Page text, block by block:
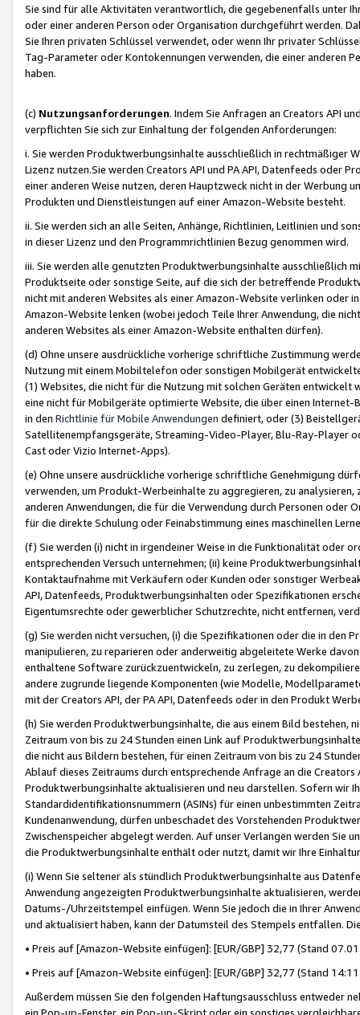
Sie sind für alle Aktivitäten verantwortlich, die gegebenenfalls unter
oder einer anderen Person oder Organisation durchgeführt werden.
Sie Ihren privaten Schlüssel verwendet, oder wenn Ihr privater
Tag-Parameter oder Kontokennungen verwenden, die einer anderen
haben.
(c) Nutzungsanforderungen. Indem Sie Anfragen an Creators API
verpflichten Sie sich zur Einhaltung der folgenden Anforderungen:
i. Sie werden Produktwerbungsinhalte ausschließlich in rechtmäßiger
Lizenz nutzen.Sie werden Creators API und PA API, Datenfeeds oder
einer anderen Weise nutzen, deren Hauptzweck nicht in der Werbung
Produkten und Dienstleistungen auf einer Amazon-Website besteht.
ii. Sie werden sich an alle Seiten, Anhänge, Richtlinien, Leitlinien und
in dieser Lizenz und den Programmrichtlinien Bezug genommen wird.
iii. Sie werden alle genutzten Produktwerbungsinhalte ausschließlich
Produktseite oder sonstige Seite, auf die sich der betreffende
nicht mit anderen Websites als einer Amazon-Website verlinken oder
Amazon-Website lenken (wobei jedoch Teile Ihrer Anwendung, die
anderen Websites als einer Amazon-Website enthalten dürfen).
(d) Ohne unsere ausdrückliche vorherige schriftliche Zustimmung
Nutzung mit einem Mobiltelefon oder sonstigen Mobilgerät
(1) Websites, die nicht für die Nutzung mit solchen Geräten
eine nicht für Mobilgeräte optimierte Website, die über einen
in den Richtlinie für Mobile Anwendungen definiert, oder (3)
Satellitenempfangsgeräte, Streaming-Video-Player, Blu-Ray-Player
Cast oder Vizio Internet-Apps).
(e) Ohne unsere ausdrückliche vorherige schriftliche Genehmigung
verwenden, um Produkt-Werbeinhalte zu aggregieren, zu
anderen Anwendungen, die für die Verwendung durch Personen
für die direkte Schulung oder Feinabstimmung eines maschinellen
(f) Sie werden (i) nicht in irgendeiner Weise in die Funktionalität oder
entsprechenden Versuch unternehmen; (ii) keine
Kontaktaufnahme mit Verkäufern oder Kunden oder sonstiger
API, Datenfeeds, Produktwerbungsinhalten oder Spezifikationen
Eigentumsrechte oder gewerblicher Schutzrechte, nicht entfernen,
(g) Sie werden nicht versuchen, (i) die Spezifikationen oder die in
manipulieren, zu reparieren oder anderweitig abgeleitete Werke
enthaltene Software zurückzuentwickeln, zu zerlegen, zu
andere zugrunde liegende Komponenten (wie Modelle,
mit der Creators API, der PA API, Datenfeeds oder in den Produkt
(h) Sie werden Produktwerbungsinhalte, die aus einem Bild bestehen,
Zeitraum von bis zu 24 Stunden einen Link auf
die nicht aus Bildern bestehen, für einen Zeitraum von bis zu 24
Ablauf dieses Zeitraums durch entsprechende Anfrage an die
Produktwerbungsinhalte aktualisieren und neu darstellen. Sofern wir
Standardidentifikationsnummern (ASINs) für einen unbestimmten
Kundenanwendung, dürfen unbeschadet des Vorstehenden
Zwischenspeicher abgelegt werden. Auf unser Verlangen werden Sie
die Produktwerbungsinhalte enthält oder nutzt, damit wir Ihre
(i) Wenn Sie seltener als stündlich Produktwerbungsinhalte aus
Anwendung angezeigten Produktwerbungsinhalte aktualisieren,
Datums-/Uhrzeitstempel einfügen. Wenn Sie jedoch die in Ihrer
und aktualisiert haben, kann der Datumsteil des Stempels entfallen.
• Preis auf [Amazon-Website einfügen]: [EUR/GBP] 32,77 (Stand
• Preis auf [Amazon-Website einfügen]: [EUR/GBP] 32,77 (Stand
Außerdem müssen Sie den folgenden Haftungsausschluss entweder
ein Pop-up-Fenster, ein Pop-up-Skript oder ein sonstiges